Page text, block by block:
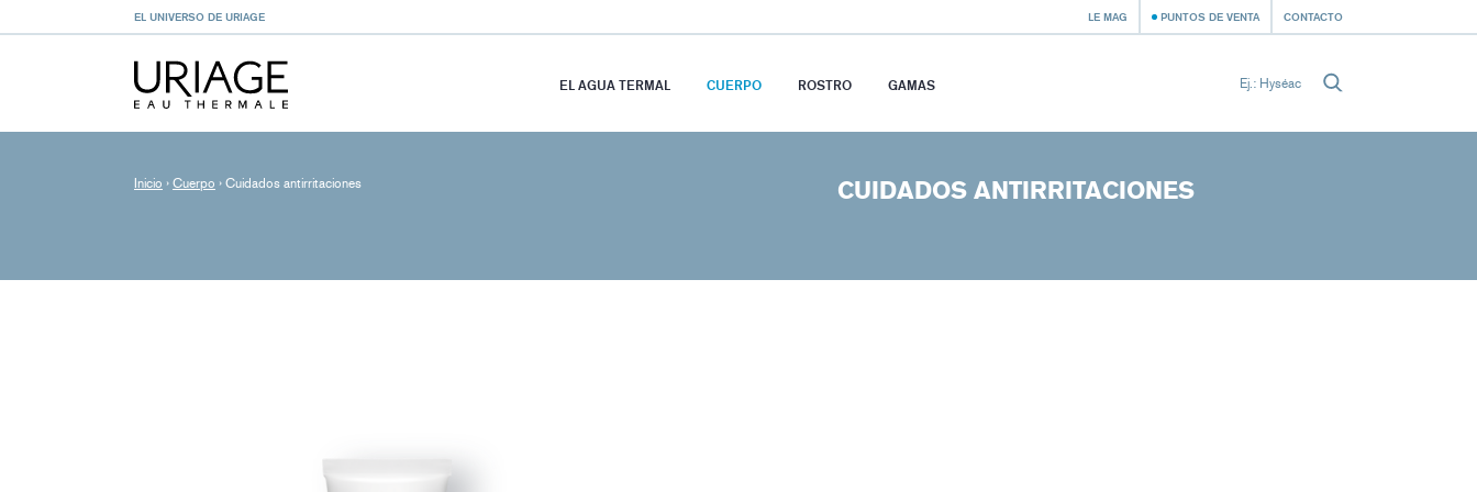
EL UNIVERSO DE URIAGE LE MAG PUNTOS DE VENTA CONTACTO
EL AGUA TERMAL CUERPO ROSTRO GAMAS
Inicio › Cuerpo › Cuidados antirritaciones CUIDADOS ANTIRRITACIONES